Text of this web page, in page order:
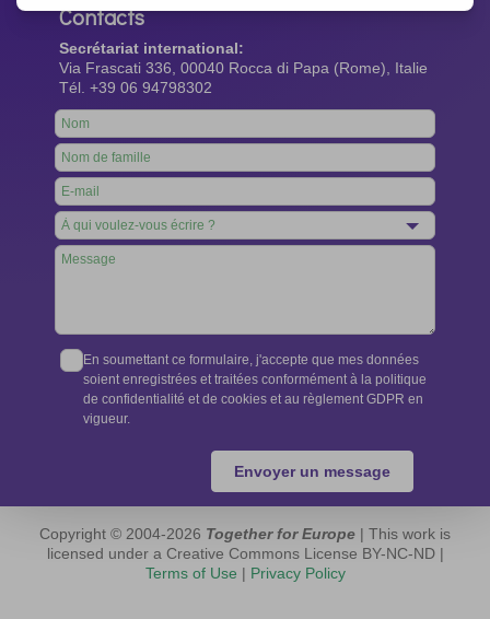
Contacts
Secrétariat international:
Via Frascati 336, 00040 Rocca di Papa (Rome), Italie
Tél. +39 06 94798302
Leave
this
field
blank
En soumettant ce formulaire, j'accepte que mes données
soient enregistrées et traitées conformément à la politique
de confidentialité et de cookies et au règlement GDPR en
vigueur.
Envoyer un message
Copyright © 2004-2026 Together for Europe | This work is
licensed under a Creative Commons License BY-NC-ND |
Terms of Use | Privacy Policy